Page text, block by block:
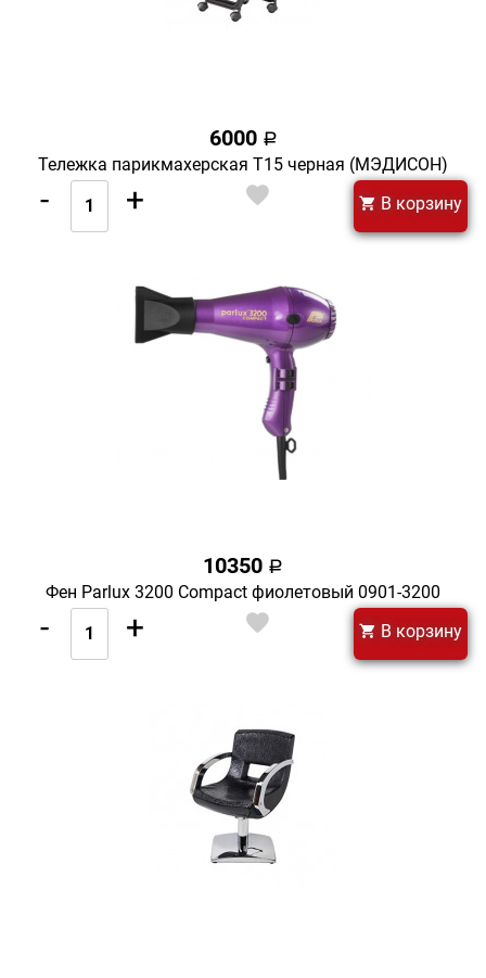
6000 a
Тележка парикмахерская Т15 черная (МЭДИСОН)
- + В корзину
10350 a
Фен Parlux 3200 Compact фиолетовый 0901-3200
- + В корзину